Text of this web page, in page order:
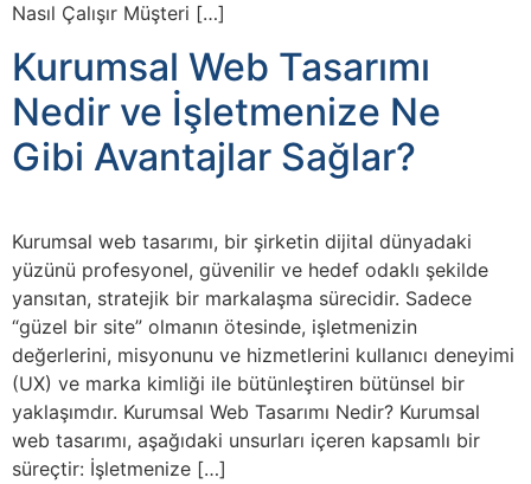
Nasıl Çalışır Müşteri […]
Kurumsal Web Tasarımı
Nedir ve İşletmenize Ne
Gibi Avantajlar Sağlar?
Kurumsal web tasarımı, bir şirketin dijital dünyadaki
yüzünü profesyonel, güvenilir ve hedef odaklı şekilde
yansıtan, stratejik bir markalaşma sürecidir. Sadece
“güzel bir site” olmanın ötesinde, işletmenizin
değerlerini, misyonunu ve hizmetlerini kullanıcı deneyimi
(UX) ve marka kimliği ile bütünleştiren bütünsel bir
yaklaşımdır. Kurumsal Web Tasarımı Nedir? Kurumsal
web tasarımı, aşağıdaki unsurları içeren kapsamlı bir
süreçtir: İşletmenize […]